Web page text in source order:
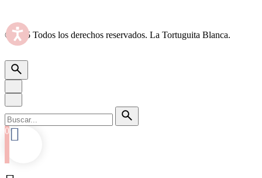
©2025 Todos los derechos reservados. La Tortuguita Blanca.
0